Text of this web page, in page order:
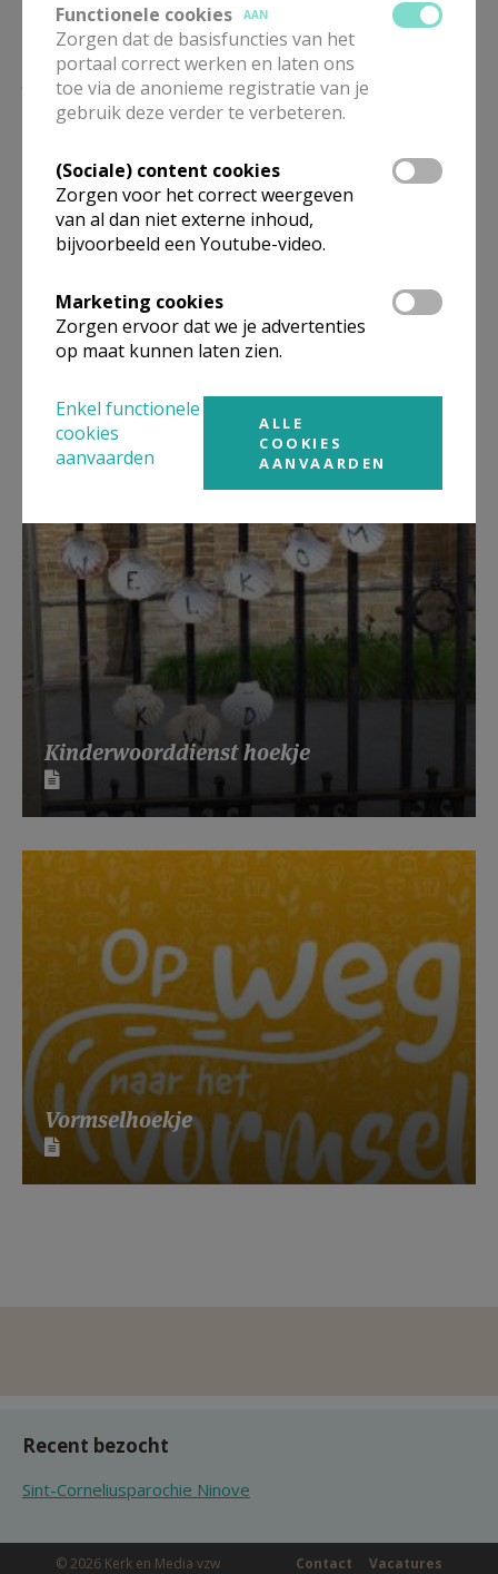
Lees meer
Kinderwoorddienst hoekje
Vormselhoekje
Recent bezocht
Sint-Corneliusparochie Ninove
© 2026 Kerk en Media vzw Vacatures
Contact
Functionele cookies
AAN
Zorgen dat de basisfuncties van het
portaal correct werken en laten ons
toe via de anonieme registratie van je
gebruik deze verder te verbeteren.
(Sociale) content cookies
Zorgen voor het correct weergeven
van al dan niet externe inhoud,
bijvoorbeeld een Youtube-video.
Marketing cookies
Zorgen ervoor dat we je advertenties
op maat kunnen laten zien.
Enkel functionele
cookies
aanvaarden
ALLE
COOKIES
AANVAARDEN